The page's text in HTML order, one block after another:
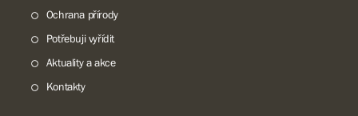
Ochrana přírody
Potřebuji vyřídit
Aktuality a akce
Kontakty